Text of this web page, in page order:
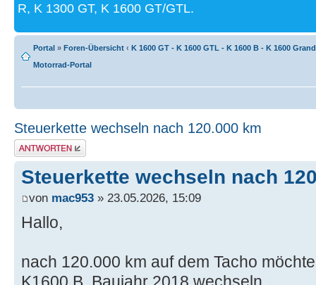
R, K 1300 GT, K 1600 GT/GTL.
Portal » Foren-Übersicht ‹ K 1600 GT - K 1600 GTL - K 1600 B - K 1600
Motorrad-Portal
Steuerkette wechseln nach 120.000 km
Antwort schreiben
Steuerkette wechseln nach
von mac953 » 23.05.2026, 15:09
Hallo,
nach 120.000 km auf dem Tacho
K1600 B, Baujahr 2018 wechseln.